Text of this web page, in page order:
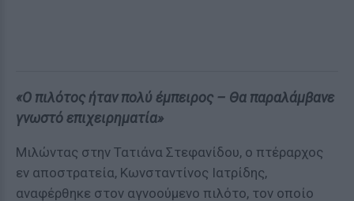
«Ο πιλότος ήταν πολύ έμπειρος – Θα παραλάμβανε
γνωστό επιχειρηματία»
Μιλώντας στην Τατιάνα Στεφανίδου, ο πτέραρχος
εν αποστρατεία, Κωνσταντίνος Ιατρίδης,
αναφέρθηκε στον αγνοούμενο πιλότο, τον οποίο